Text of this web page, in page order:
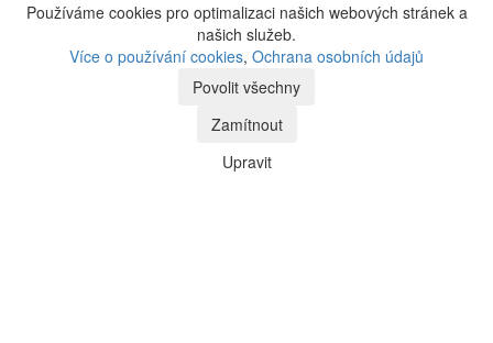
Používáme cookies pro optimalizaci našich webových stránek a
našich služeb.
Více o používání cookies, Ochrana osobních údajů
Upravit